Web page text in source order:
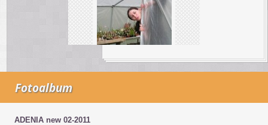
Fotoalbum
ADENIA new 02-2011